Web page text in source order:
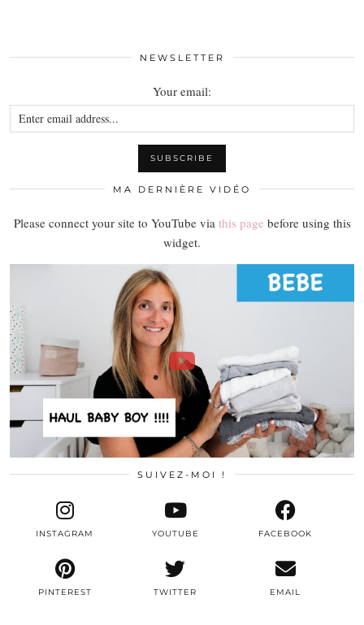
NEWSLETTER
Your email:
MA DERNIÈRE VIDÉO
Please connect your site to YouTube via this page before using this
widget.
SUIVEZ-MOI !
TWITTER
INSTAGRAM FACEBOOK
PINTEREST
YOUTUBE
EMAIL